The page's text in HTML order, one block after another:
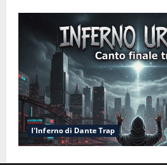
l'Inferno di Dante Trap